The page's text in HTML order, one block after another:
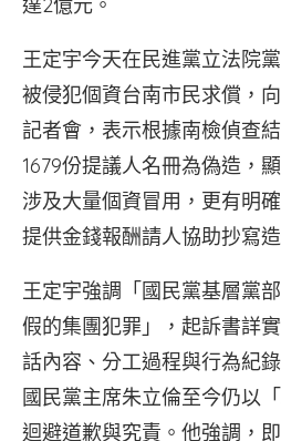
王定宇今天在民進黨立法院
被侵犯個資台南市民求償，
記者會，表示根據南檢偵查
1679份提議人名冊為偽造，
涉及大量個資冒用，更有明
提供金錢報酬請人協助抄寫
王定宇強調「國民黨基層黨
假的集團犯罪」，起訴書詳
話內容、分工過程與行為紀
國民黨主席朱立倫至今仍以
迴避道歉與究責。他強調，